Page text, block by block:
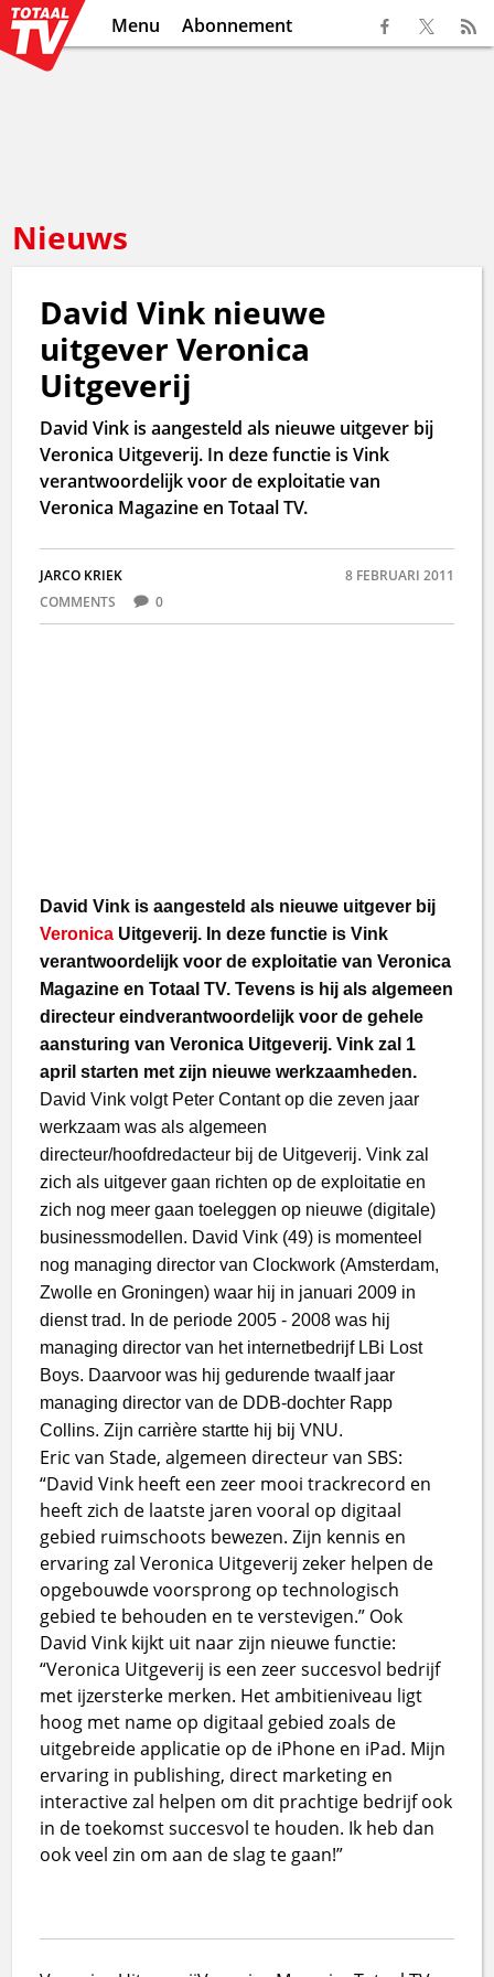
Menu Abonnement
Nieuws
David Vink nieuwe
uitgever Veronica
Uitgeverij
David Vink is aangesteld als nieuwe uitgever bij
Veronica Uitgeverij. In deze functie is Vink
verantwoordelijk voor de exploitatie van
Veronica Magazine en Totaal TV.
JARCO KRIEK
8 FEBRUARI 2011
COMMENTS
0
David Vink is aangesteld als nieuwe uitgever bij
Veronica Uitgeverij. In deze functie is Vink
verantwoordelijk voor de exploitatie van Veronica
Magazine en Totaal TV. Tevens is hij als algemeen
directeur eindverantwoordelijk voor de gehele
aansturing van Veronica Uitgeverij.Vink zal 1
april starten met zijn nieuwe werkzaamheden.
David Vink volgt Peter Contant op die zeven jaar
werkzaam was als algemeen
directeur/hoofdredacteur bij de Uitgeverij. Vink zal
zich als uitgever gaan richten op de exploitatie en
zich nog meer gaan toeleggen op nieuwe (digitale)
businessmodellen. David Vink (49) is momenteel
nog managing director van Clockwork (Amsterdam,
Zwolle en Groningen) waar hij in januari 2009 in
dienst trad. In de periode 2005 - 2008 was hij
managing director van het internetbedrijf LBi Lost
Boys. Daarvoor was hij gedurende twaalf jaar
managing director van de DDB-dochter Rapp
Collins. Zijn carrière startte hij bij VNU.
Eric van Stade, algemeen directeur van SBS:
“David Vink heeft een zeer mooi trackrecord en
heeft zich de laatste jaren vooral op digitaal
gebied ruimschoots bewezen. Zijn kennis en
ervaring zal Veronica Uitgeverij zeker helpen de
opgebouwde voorsprong op technologisch
gebied te behouden en te verstevigen.” Ook
David Vink kijkt uit naar zijn nieuwe functie:
“Veronica Uitgeverij is een zeer succesvol bedrijf
met ijzersterke merken. Het ambitieniveau ligt
hoog met name op digitaal gebied zoals de
uitgebreide applicatie op de iPhone en iPad. Mijn
ervaring in publishing, direct marketing en
interactive zal helpen om dit prachtige bedrijf ook
in de toekomst succesvol te houden. Ik heb dan
ook veel zin om aan de slag te gaan!”